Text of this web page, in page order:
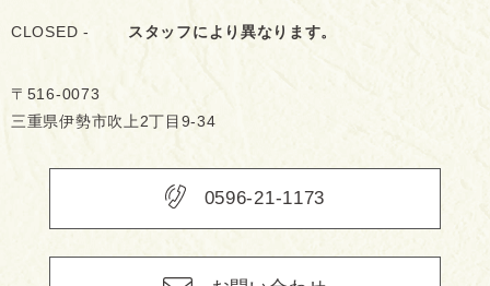
CLOSED - スタッフにより異なります。
〒516-0073
三重県伊勢市吹上2丁目9-34
0596-21-1173